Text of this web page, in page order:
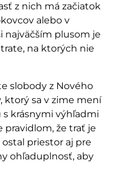
z nich má začiatok
alebo v
najväčším plusom je
na ktorých nie
slobody z Nového
ktorý sa v zime mení
krásnymi výhľadmi
pravidlom, že trať je
priestor aj pre
ohľaduplnosť, aby